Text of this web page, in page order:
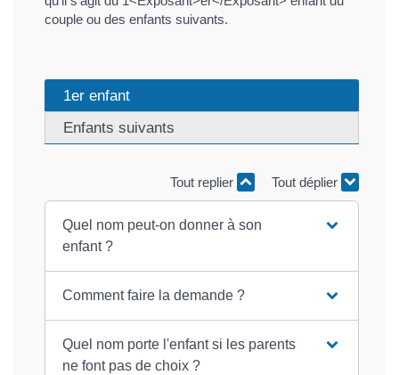
couple ou des enfants suivants.
1er enfant
Enfants suivants
Tout replier Tout déplier
Quel nom peut-on donner à son
enfant ?
Comment faire la demande ?
Quel nom porte l'enfant si les parents
ne font pas de choix ?